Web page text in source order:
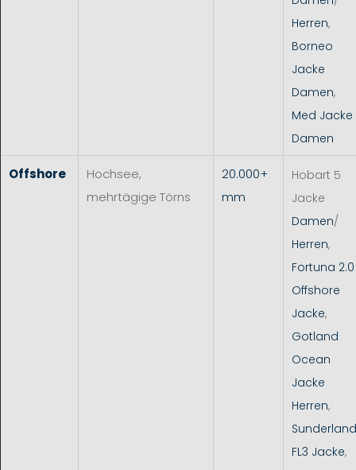
Herren,
Borneo
Jacke
Damen,
Med Jacke
Damen
Offshore
Hochsee,
mehrtägige Törns
20.000+
mm
Hobart 5
Jacke
Damen/
Herren,
Fortuna 2.0
Offshore
Jacke,
Gotland
Ocean
Jacke
Herren,
Sunderland
FL3 Jacke,